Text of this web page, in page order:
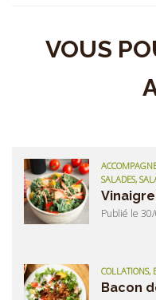
VOUS
SALADES,
Publié le
COLLATIONS,
Bacon